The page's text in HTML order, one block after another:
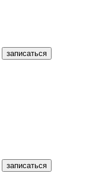
записаться
записаться